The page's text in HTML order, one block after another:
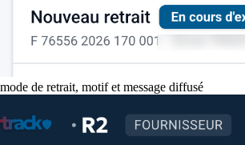
de retrait, motif et message diffusé